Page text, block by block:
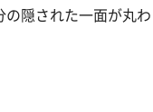
の隠された一面が丸わ